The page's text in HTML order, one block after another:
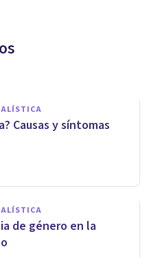
Causas y síntomas
de género en la
de los
5 tipos y